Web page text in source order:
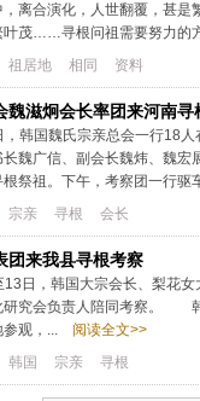
离合演化，人世翻覆，甚是
叶茂……寻根问祖需要努力的
祖居地 相同 资料
魏滋炯会长率团来河南寻
韩国魏氏宗亲总会一行18
魏广信、副会长魏炜、魏
祭祖。下午，考察团一行
宗亲 寻根 会长
团来我县寻根考察
日，韩国大宗会长、梨花
研究会负责人陪同考察。
观，...
阅读全文>>
韩国 宗亲 寻根